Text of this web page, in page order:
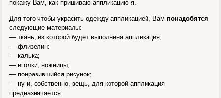
покажу Вам, как пришиваю аппликацию я.
Для того чтобы украсить одежду аппликацией, Вампонадобятся
следующие материалы:
— ткань, из которой будет выполнена аппликация;
— флизелин;
— калька;
— иголки, ножницы;
— понравившийся рисунок;
— ну и, собственно, вещь, для которой аппликация
предназначается.